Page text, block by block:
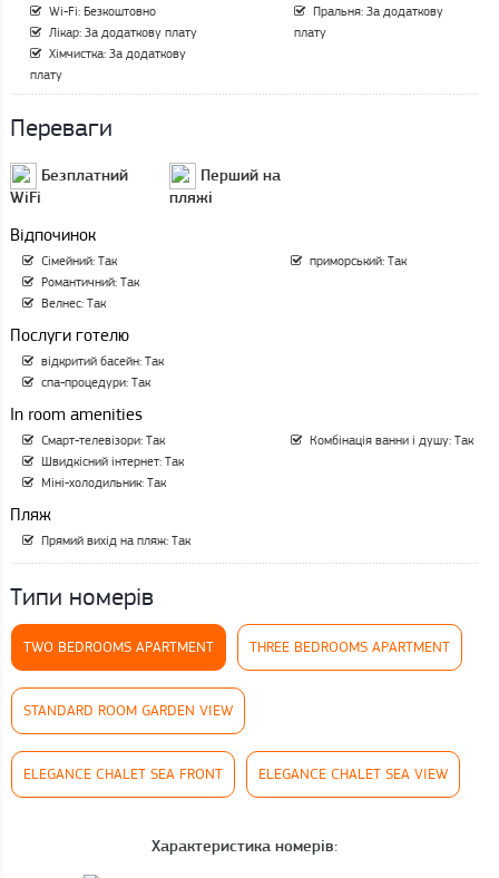
Wi-Fi: Безкоштовно
Лікар: За додаткову плату
Хімчистка: За додаткову
плату
Пральня: За додаткову
плату
Переваги
Безплатний
WiFi
Перший на
пляжі
Відпочинок
Сімейний: Так
Романтичний: Так
Велнес: Так
приморський: Так
Послуги готелю
відкритий басейн: Так
спа-процедури: Так
In room amenities
Смарт-телевізори: Так
Швидкісний інтернет: Так
Міні-холодильник: Так
Комбінація ванни і душу: Так
Пляж
Прямий вихід на пляж: Так
Типи номерів
TWO BEDROOMS APARTMENT THREE BEDROOMS APARTMENT
STANDARD ROOM GARDEN VIEW
ELEGANCE CHALET SEA FRONT ELEGANCE CHALET SEA VIEW
Характеристика номерів: